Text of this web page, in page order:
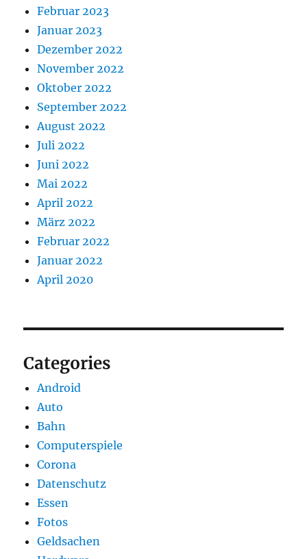
Februar 2023
Januar 2023
Dezember 2022
November 2022
Oktober 2022
September 2022
August 2022
Juli 2022
Juni 2022
Mai 2022
April 2022
März 2022
Februar 2022
Januar 2022
April 2020
Categories
Android
Auto
Bahn
Computerspiele
Corona
Datenschutz
Essen
Fotos
Geldsachen